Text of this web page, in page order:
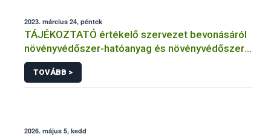
2023. március 24, péntek
TÁJÉKOZTATÓ értékelő szervezet bevonásáról
növényvédőszer-hatóanyag és növényvédőszer
engedélyezésére, továbbá a meglévő engedély
meghosszabbítására vagy módosítására irányuló
eljárásba
TOVÁBB >
2026. május 5, kedd